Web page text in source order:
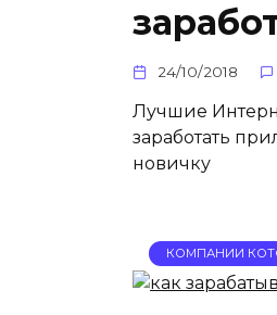
24/10/2018
Лучшие
заработать
новичку
КОМПАНИИ